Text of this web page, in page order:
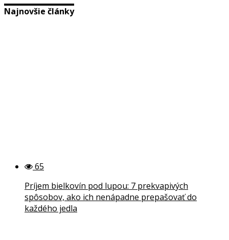
Najnovšie články
65
Príjem bielkovín pod lupou: 7 prekvapivých
spôsobov, ako ich nenápadne prepašovať do
každého jedla